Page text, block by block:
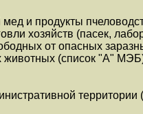
и продукты
хозяйств (пасек,
от опасных
животных (список "А"
территории